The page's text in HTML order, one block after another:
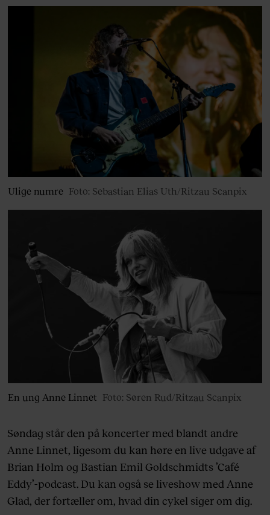
Ulige numre Foto: Sebastian Elias Uth/Ritzau Scanpix
En ung Anne Linnet Foto: Søren Rud/Ritzau Scanpix
Søndag står den på koncerter med blandt andre
Anne Linnet, ligesom du kan høre en live udgave af
Brian Holm og Bastian Emil Goldschmidts ’Café
Eddy’-podcast. Du kan også se liveshow med Anne
Glad, der fortæller om, hvad din cykel siger om dig.